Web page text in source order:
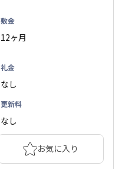
敷金
12ヶ月
礼金
なし
更新料
なし
お気に入り